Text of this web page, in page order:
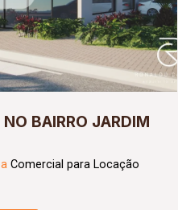
BAIRRO JARDIM
Comercial para Locação